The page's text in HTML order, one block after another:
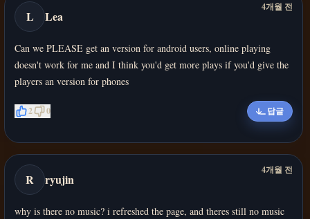
L Lea
4개월 전
Can we PLEASE get an version for android users, online playing
doesn't work for me and I think you'd get more plays if you'd give the
players an version for phones
2 0 답글
R ryujin
4개월 전
why is there no music? i refreshed the page, and theres still no music